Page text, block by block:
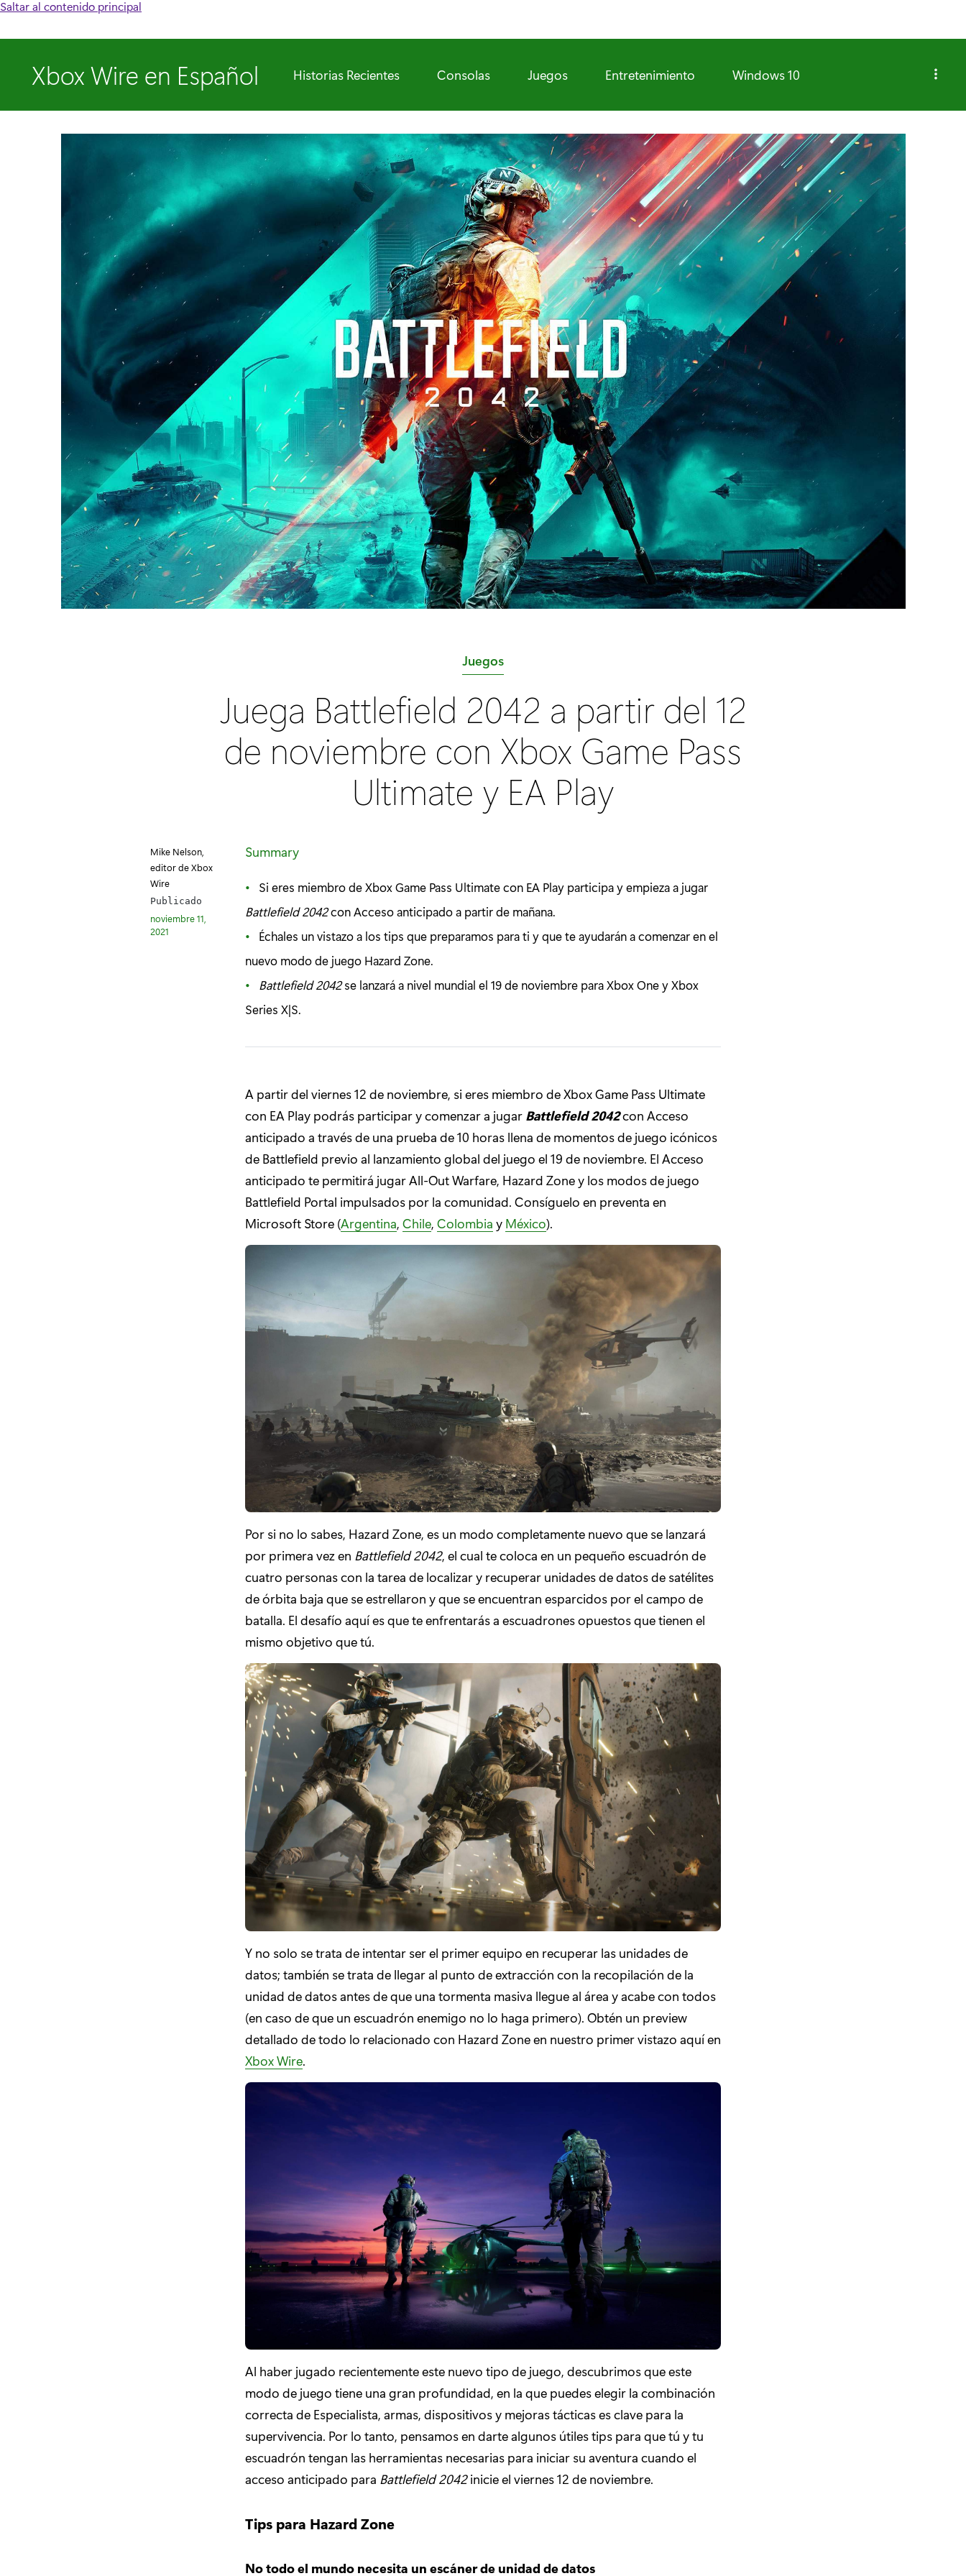
Saltar al contenido principal
Xbox Wire en Español Historias Recientes Consolas Juegos Entretenimiento Windows 10
C
e
g
o
r
í
Juegos
Juega Battlefield 2042 a partir del 12
de noviembre con Xbox Game Pass
Ultimate y EA Play
Mike Nelson,
editor de Xbox
Wire
Publicado
noviembre 11,
2021
Summary
Si eres miembro de Xbox Game Pass Ultimate con EA Play participa y empieza a jugar
Battlefield 2042con Acceso anticipado a partir de mañana.
Échales un vistazo a los tips que preparamos para ti y que te ayudarán a comenzar en el
nuevo modo de juego Hazard Zone.
Battlefield 2042se lanzará a nivel mundial el 19 de noviembre para Xbox One y Xbox
Series X|S.
A partir del viernes 12 de noviembre, si eres miembro de Xbox Game Pass Ultimate
con EA Play podrás participar y comenzar a jugar Battlefield 2042con Acceso
anticipado a través de una prueba de 10 horas llena de momentos de juego icónicos
de Battlefield previo al lanzamiento global del juego el 19 de noviembre. El Acceso
anticipado te permitirá jugar All-Out Warfare, Hazard Zone y los modos de juego
Battlefield Portal impulsados ​​por la comunidad. Consíguelo en preventa en
Microsoft Store (Argentina, Chile, Colombia y México).
Por si no lo sabes, Hazard Zone, es un modo completamente nuevo que se lanzará
por primera vez en Battlefield 2042, el cual te coloca en un pequeño escuadrón de
cuatro personas con la tarea de localizar y recuperar unidades de datos de satélites
de órbita baja que se estrellaron y que se encuentran esparcidos por el campo de
batalla. El desafío aquí es que te enfrentarás a escuadrones opuestos que tienen el
mismo objetivo que tú.
Y no solo se trata de intentar ser el primer equipo en recuperar las unidades de
datos; también se trata de llegar al punto de extracción con la recopilación de la
unidad de datos antes de que una tormenta masiva llegue al área y acabe con todos
(en caso de que un escuadrón enemigo no lo haga primero). Obtén un preview
detallado de todo lo relacionado con Hazard Zone en nuestro primer vistazo aquí en
Xbox Wire
Al haber jugado recientemente este nuevo tipo de juego, descubrimos que este
modo de juego tiene una gran profundidad, en la que puedes elegir la combinación
correcta de Especialista, armas, dispositivos y mejoras tácticas es clave para la
supervivencia. Por lo tanto, pensamos en darte algunos útiles tips para que tú y tu
escuadrón tengan las herramientas necesarias para iniciar su aventura cuando el
acceso anticipado para Battlefield 2042inicie el viernes 12 de noviembre.
Tips para Hazard Zone
No todo el mundo necesita un escáner de unidad de datos